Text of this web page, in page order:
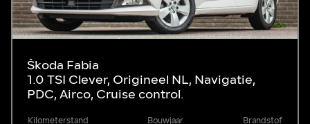
Škoda Fabia
1.0 TSI Clever, Origineel NL, Navigatie,
PDC, Airco, Cruise control.
Kilometerstand Bouwjaar Brandstof